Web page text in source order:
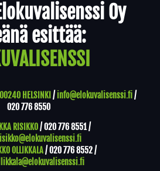
Oy
esittää:
00240 HELSINKI / info@elokuvalisenssi.fi/
020 776 8550
RISIKKO/020 776 8551/
OLLIKKALA/020 776 8552/